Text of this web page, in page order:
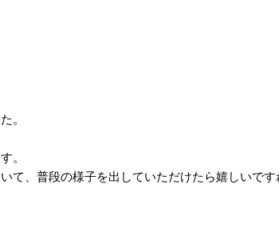
。
。
て、普段の様子を出していただけたら嬉しいです